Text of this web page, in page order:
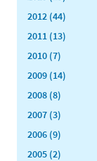
2012 (44)
2011 (13)
2010 (7)
2009 (14)
2008 (8)
2007 (3)
2006 (9)
2005 (2)